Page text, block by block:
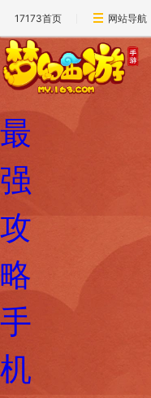
17173首页 网站导航
最
强
攻
略
手
机